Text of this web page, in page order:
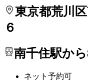
東京都荒川
６
南千住駅か
ネット予約可